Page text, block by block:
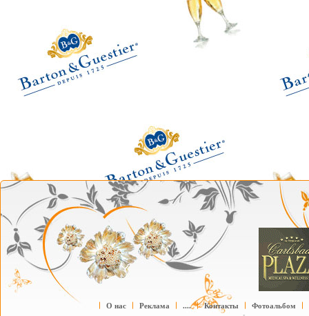
О нас Реклама .... Контакты Фотоальбом